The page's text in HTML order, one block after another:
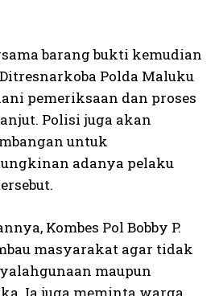
barang bukti kemudian
Polda Maluku
pemeriksaan dan proses
Polisi juga akan
untuk
adanya pelaku
Kombes Pol Bobby P.
masyarakat agar tidak
maupun
Ia juga meminta warga